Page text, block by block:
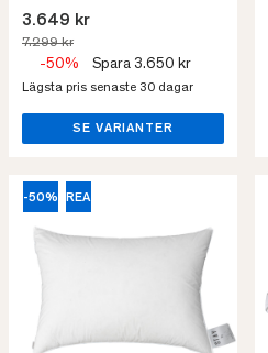
3.649 kr
7.299 kr
-50% Spara 3.650 kr
Lägsta pris senaste 30 dagar
SE VARIANTER
-50% REA